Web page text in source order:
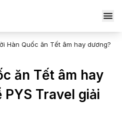
Hàn Quốc ăn Tết âm hay dương?
ăn Tết âm hay
PYS Travel giải